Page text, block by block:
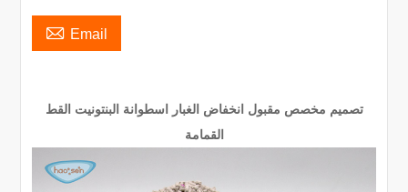
 Email
تصميم مخصص مقبول انخفاض الغبار اسطوانة البنتونيت القط
القمامة